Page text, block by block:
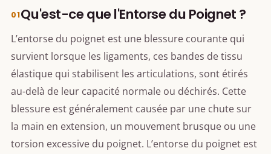
Qu'est-ce que l'Entorse du Poignet ?
L’entorse du poignet est une blessure courante qui
survient lorsque les ligaments, ces bandes de tissu
élastique qui stabilisent les articulations, sont étirés
au-delà de leur capacité normale ou déchirés. Cette
blessure est généralement causée par une chute sur
la main en extension, un mouvement brusque ou une
torsion excessive du poignet. L’entorse du poignet est